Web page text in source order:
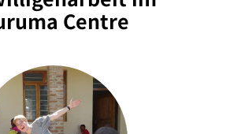
Centre